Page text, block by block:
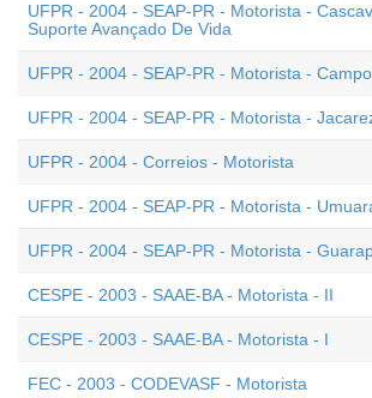
UFPR - 2004 - SEAP-PR - Motorista -
Suporte Avançado De Vida
UFPR - 2004 - SEAP-PR - Motorista -
UFPR - 2004 - SEAP-PR - Motorista -
UFPR - 2004 - Correios - Motorista
UFPR - 2004 - SEAP-PR - Motorista -
UFPR - 2004 - SEAP-PR - Motorista -
CESPE - 2003 - SAAE-BA - Motorista - II
CESPE - 2003 - SAAE-BA - Motorista - I
FEC - 2003 - CODEVASF - Motorista